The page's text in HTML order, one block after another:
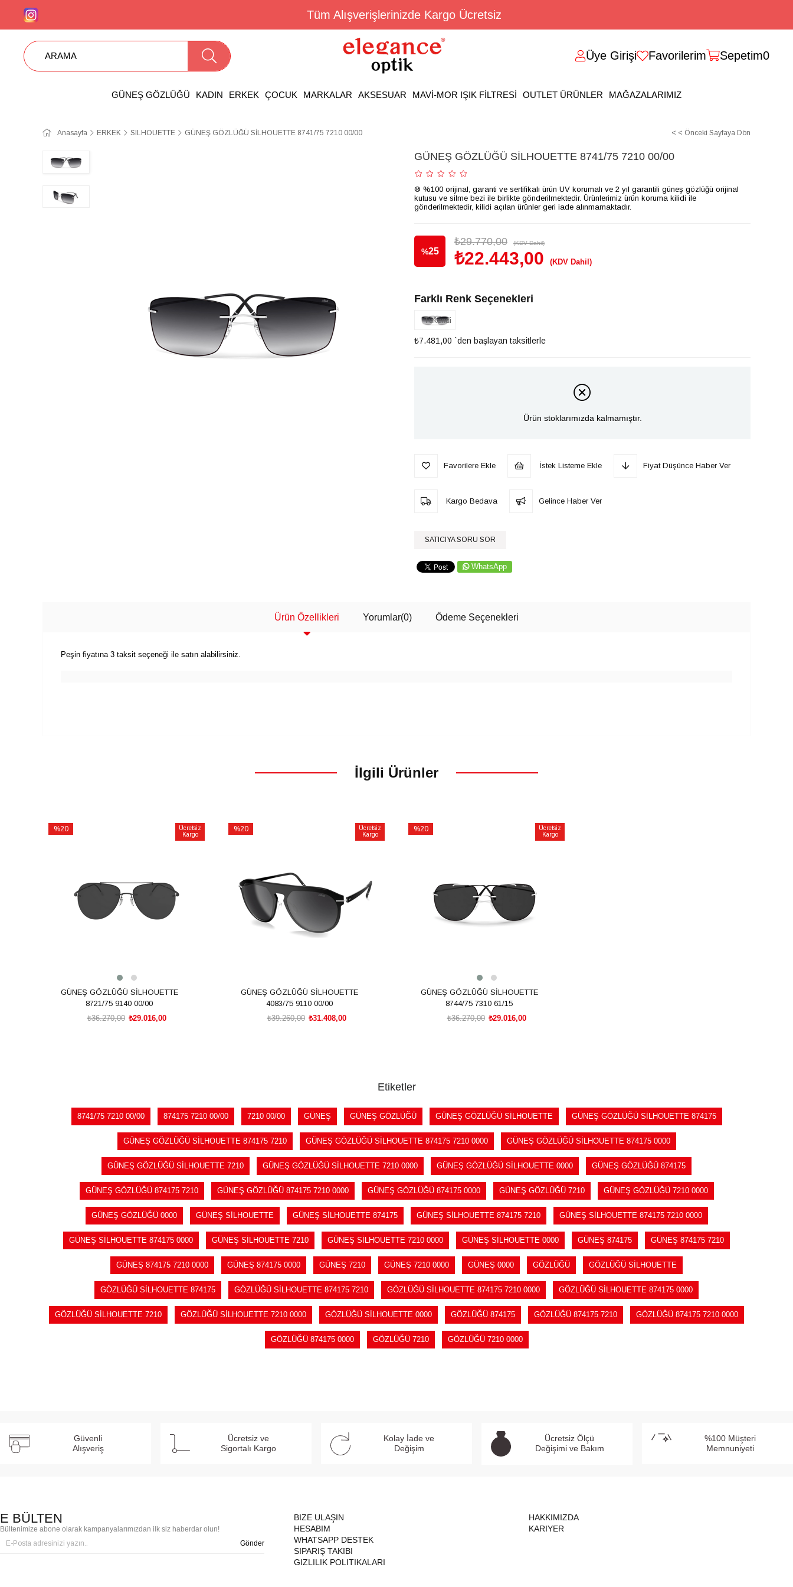
Tüm Alışverişlerinizde Kargo Ücretsiz
Üye Girişi Favorilerim Sepetim0
GÜNEŞ GÖZLÜĞÜ KADIN ERKEK ÇOCUK MARKALAR AKSESUAR MAVİ-MOR IŞIK FİLTRESİ OUTLET ÜRÜNLER MAĞAZALARIMIZ
Anasayfa ERKEK SILHOUETTE GÜNEŞ GÖZLÜĞÜ SİLHOUETTE 8741/75 7210 00/00 < < Önceki Sayfaya Dön
GÜNEŞ GÖZLÜĞÜ SİLHOUETTE 8741/75 7210 00/00
® %100 orijinal, garanti ve sertifikalı ürün UV korumalı ve 2 yıl garantili güneş gözlüğü orijinal
kutusu ve silme bezi ile birlikte gönderilmektedir. Ürünlerimiz ürün koruma kilidi ile
gönderilmektedir, kilidi açılan ürünler geri iade alınmamaktadır.
%25
₺29.770,00 (KDV Dahil)
₺22.443,00 (KDV Dahil)
Farklı Renk Seçenekleri
Tükendi
₺7.481,00 `den başlayan taksitlerle
Ürün stoklarımızda kalmamıştır.
Favorilere Ekle İstek Listeme Ekle Fiyat Düşünce Haber Ver
Kargo Bedava Gelince Haber Ver
SATICIYA SORU SOR
WhatsApp
Ürün Özellikleri Yorumlar(0) Ödeme Seçenekleri
Peşin fiyatına 3 taksit seçeneği ile satın alabilirsiniz.
İlgili Ürünler
%20
Ücretsiz
Kargo
GÜNEŞ GÖZLÜĞÜ SİLHOUETTE
8721/75 9140 00/00
₺29.016,00
₺36.270,00
%20
Ücretsiz
Kargo
GÜNEŞ GÖZLÜĞÜ SİLHOUETTE
4083/75 9110 00/00
₺31.408,00
₺39.260,00
%20
Ücretsiz
Kargo
GÜNEŞ GÖZLÜĞÜ SİLHOUETTE
8744/75 7310 61/15
₺29.016,00
₺36.270,00
Etiketler
8741/75 7210 00/00 874175 7210 00/00 7210 00/00 GÜNEŞ GÜNEŞ GÖZLÜĞÜ GÜNEŞ GÖZLÜĞÜ SİLHOUETTE GÜNEŞ GÖZLÜĞÜ SİLHOUETTE 874175
GÜNEŞ GÖZLÜĞÜ SİLHOUETTE 874175 7210 GÜNEŞ GÖZLÜĞÜ SİLHOUETTE 874175 7210 0000 GÜNEŞ GÖZLÜĞÜ SİLHOUETTE 874175 0000
GÜNEŞ GÖZLÜĞÜ SİLHOUETTE 7210 GÜNEŞ GÖZLÜĞÜ SİLHOUETTE 7210 0000 GÜNEŞ GÖZLÜĞÜ SİLHOUETTE 0000 GÜNEŞ GÖZLÜĞÜ 874175
GÜNEŞ GÖZLÜĞÜ 874175 7210 GÜNEŞ GÖZLÜĞÜ 874175 7210 0000 GÜNEŞ GÖZLÜĞÜ 874175 0000 GÜNEŞ GÖZLÜĞÜ 7210 GÜNEŞ GÖZLÜĞÜ 7210 0000
GÜNEŞ GÖZLÜĞÜ 0000 GÜNEŞ SİLHOUETTE GÜNEŞ SİLHOUETTE 874175 GÜNEŞ SİLHOUETTE 874175 7210 GÜNEŞ SİLHOUETTE 874175 7210 0000
GÜNEŞ SİLHOUETTE 874175 0000 GÜNEŞ SİLHOUETTE 7210 GÜNEŞ SİLHOUETTE 7210 0000 GÜNEŞ SİLHOUETTE 0000 GÜNEŞ 874175 GÜNEŞ 874175 7210
GÜNEŞ 874175 7210 0000 GÜNEŞ 874175 0000 GÜNEŞ 7210 GÜNEŞ 7210 0000 GÜNEŞ 0000 GÖZLÜĞÜ GÖZLÜĞÜ SİLHOUETTE
GÖZLÜĞÜ SİLHOUETTE 874175 GÖZLÜĞÜ SİLHOUETTE 874175 7210 GÖZLÜĞÜ SİLHOUETTE 874175 7210 0000 GÖZLÜĞÜ SİLHOUETTE 874175 0000
GÖZLÜĞÜ SİLHOUETTE 7210 GÖZLÜĞÜ SİLHOUETTE 7210 0000 GÖZLÜĞÜ SİLHOUETTE 0000 GÖZLÜĞÜ 874175 GÖZLÜĞÜ 874175 7210 GÖZLÜĞÜ 874175 7210 0000
GÖZLÜĞÜ 874175 0000 GÖZLÜĞÜ 7210 GÖZLÜĞÜ 7210 0000
Güvenli
Alışveriş
Ücretsiz ve
Sigortalı Kargo
Kolay İade ve
Değişim
Ücretsiz Ölçü
Değişimi ve Bakım
%100 Müşteri
Memnuniyeti
E BÜLTEN
Bültenimize abone olarak kampanyalarımızdan ilk siz haberdar olun!
Gönder
BIZE ULAŞIN
HESABIM
WHATSAPP DESTEK
SIPARIŞ TAKIBI
GIZLILIK POLITIKALARI
HAKKIMIZDA
KARIYER